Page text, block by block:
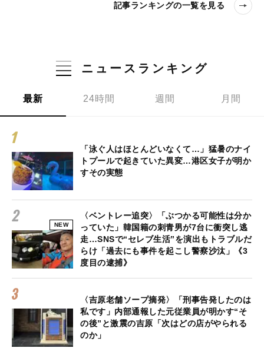
記事ランキングの一覧を見る
ニュースランキング
最新 24時間 週間 月間
「泳ぐ人はほとんどいなくて…」猛暑のナイ
トプールで起きていた異変…港区女子が明か
すその実態
NEW
〈ベントレー追突〉「ぶつかる可能性は分か
っていた」韓国籍の刺青男が7台に衝突し逃
走…SNSで“セレブ生活”を演出もトラブルだ
らけ「過去にも事件を起こし警察沙汰」《3
度目の逮捕》
〈吉原老舗ソープ摘発〉「刑事告発したのは
私です」内部通報した元従業員が明かす“そ
の後”と激震の吉原「次はどの店がやられる
のか」